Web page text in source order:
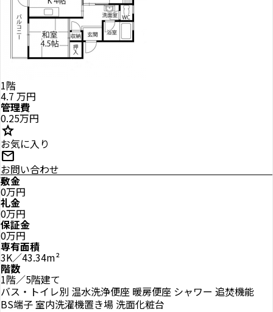
1階
4.7 万円
管理費
0.25万円
star
お気に入り
mail
お問い合わせ
敷金
0万円
礼金
0万円
保証金
0万円
専有面積
3K／43.34m²
階数
1階／5階建て
バス・トイレ別 温水洗浄便座 暖房便座 シャワー 追焚機能
BS端子室内洗濯機置き場 洗面化粧台